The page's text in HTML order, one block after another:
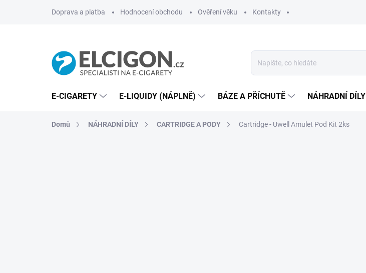
Doprava a platba Hodnocení obchodu Ověření věku Kontakty
E-CIGARETY E-LIQUIDY (NÁPLNĚ) BÁZE A PŘÍCHUTĚ NÁHRADNÍ DÍLY
Domů NÁHRADNÍ DÍLY CARTRIDGE A PODY Cartridge - Uwell Amulet Pod Kit 2ks